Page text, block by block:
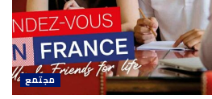
مجتمع